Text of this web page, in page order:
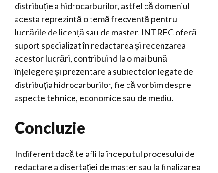
distribuție a hidrocarburilor, astfel că domeniul
acesta reprezintă o temă frecventă pentru
lucrările de licență sau de master. INTRFC oferă
suport specializat în redactarea și recenzarea
acestor lucrări, contribuind la o mai bună
înțelegere și prezentare a subiectelor legate de
distribuția hidrocarburilor, fie că vorbim despre
aspecte tehnice, economice sau de mediu.
Concluzie
Indiferent dacă te afli la începutul procesului de
redactare a disertației de master sau la finalizarea